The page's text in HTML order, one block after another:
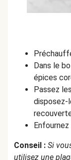
Dans le
épices
Passez
disposez-
Conseil : Si
utilisez une